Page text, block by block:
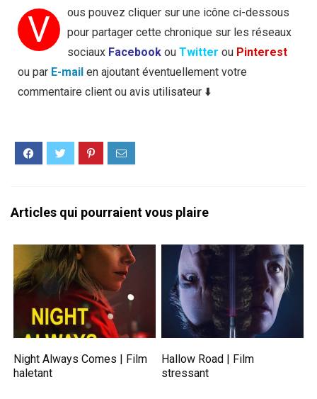
V
ous pouvez cliquer sur une icône ci-dessous
pour partager cette chronique sur les réseaux
sociaux Facebook ou Twitter ou Pinterest
ou par E-mail en ajoutant éventuellement votre
commentaire client ou avis utilisateur ⬇️
Articles qui pourraient vous plaire
Night Always Comes | Film
haletant
Hallow Road | Film
stressant